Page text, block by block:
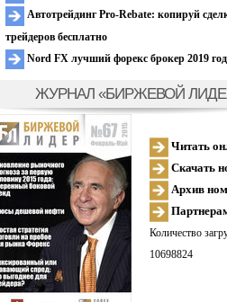
Автотрейдинг Pro-Rebate: копируй
трейдеров бесплатно
Nord FX лучший форекс брокер 2019
ЖУРНАЛ «БИРЖЕВОЙ
Читать
Скачать
Архив
Количество
10698824